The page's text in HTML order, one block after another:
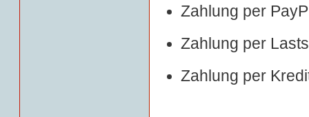
Zahlung per
Zahlung per
Zahlung per